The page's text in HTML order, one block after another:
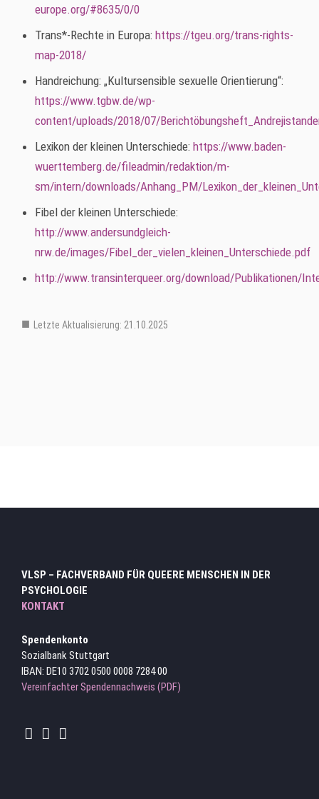
europe.org/#8635/0/0
Trans*-Rechte in Europa: https://tgeu.org/trans-rights-
map-2018/
Handreichung: „Kultursensible sexuelle Orientierung“:
https://www.tgbw.de/wp-
content/uploads/2018/07/
Lexikon der kleinen Unterschiede: https://www.baden-
wuerttemberg.de/fileadmin/redaktion/m-
sm/intern/downloads/Anhang_PM/
Fibel der kleinen Unterschiede:
http://www.andersundgleich-
nrw.de/images/Fibel_der_vielen_kleinen_Unterschiede.pdf
http://www.transinterqueer.org/download/Publikationen/
Letzte Aktualisierung: 21.10.2025
VLSP – FACHVERBAND FÜR QUEERE MENSCHEN IN DER
PSYCHOLOGIE
KONTAKT
Spendenkonto
Sozialbank Stuttgart
IBAN: DE10 3702 0500 0008 7284 00
Vereinfachter Spendennachweis (PDF)